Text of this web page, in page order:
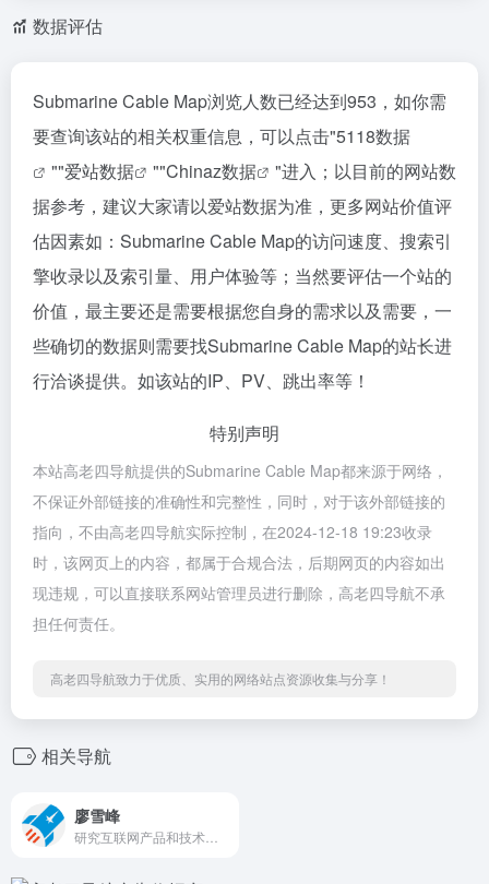
数据评估
Submarine Cable Map浏览人数已经达到953，如你需
要查询该站的相关权重信息，可以点击"5118数据
""爱站数据 ""Chinaz数据
"进入；以目前的网站数
据参考，建议大家请以爱站数据为准，更多网站价值评
估因素如：Submarine Cable Map的访问速度、搜索引
擎收录以及索引量、用户体验等；当然要评估一个站的
价值，最主要还是需要根据您自身的需求以及需要，一
些确切的数据则需要找Submarine Cable Map的站长进
行洽谈提供。如该站的IP、PV、跳出率等！
特别声明
本站高老四导航提供的Submarine Cable Map都来源于网络，
不保证外部链接的准确性和完整性，同时，对于该外部链接的
指向，不由高老四导航实际控制，在2024-12-18 19:23收录
时，该网页上的内容，都属于合规合法，后期网页的内容如出
现违规，可以直接联系网站管理员进行删除，高老四导航不承
担任何责任。
高老四导航致力于优质、实用的网络站点资源收集与分享！
相关导航
廖雪峰